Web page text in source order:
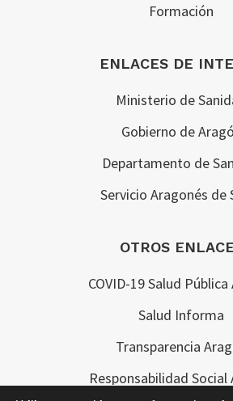
Formación
ENLACES DE
Ministerio de
Gobierno de
Departamento de
Servicio Aragonés de
OTROS
COVID-19 Salud
Salud Informa
Transparencia
Responsabilidad Social